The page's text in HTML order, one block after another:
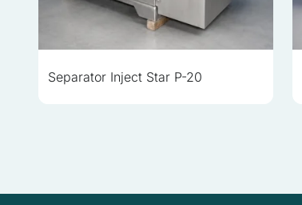
Separator Inject Star P-20